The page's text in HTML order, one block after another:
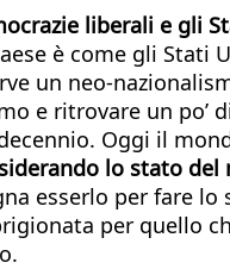
liberali e gli
è come gli
un neo-
e ritrovare un
Oggi il
lo stato del
esserlo per fare
per quello